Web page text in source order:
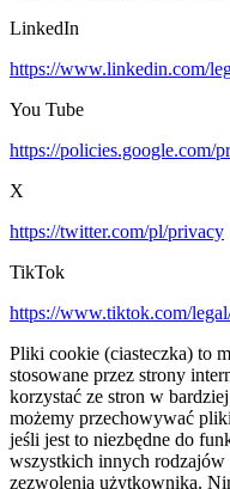
LinkedIn
https://www.linkedin.com/
You Tube
https://policies.google.com/
X
https://twitter.com/pl/privacy
TikTok
https://www.tiktok.com/
Pliki cookie (ciasteczka) to
stosowane przez strony
korzystać ze stron w
możemy przechowywać
jeśli jest to niezbędne do
wszystkich innych
zezwolenia użytkownika.